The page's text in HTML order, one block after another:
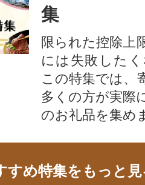
集
限られた控除上
には失敗した
この特集では、
多くの方が実際
のお礼品を集め
すめ特集をもっと